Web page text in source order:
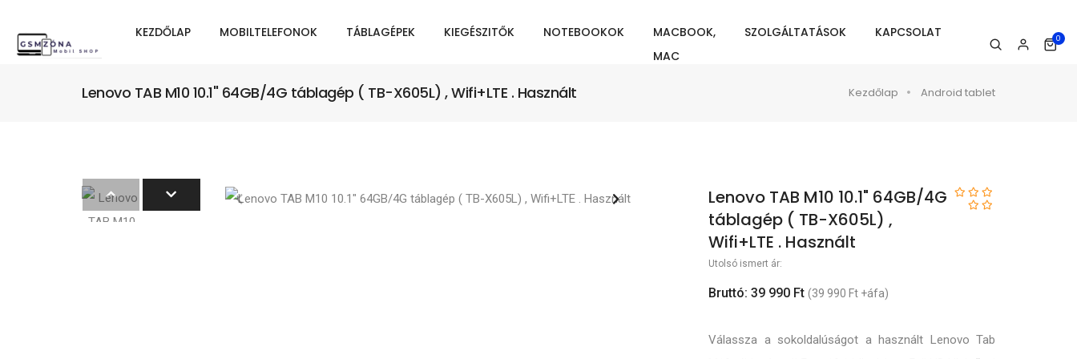
KEZDŐLAP MOBILTELEFONOK TÁBLAGÉPEK KIEGÉSZITŐK NOTEBOOKOK
MACBOOK,
MAC
SZOLGÁLTATÁSOK KAPCSOLAT 0
Lenovo TAB M10 10.1" 64GB/4G táblagép ( TB-X605L) , Wifi+LTE . Használt Kezdőlap Android tablet
Lenovo TAB M10 10.1" 64GB/4G
táblagép ( TB-X605L) ,
Wifi+LTE . Használt
Utolsó ismert ár:
Bruttó: 39 990 Ft (39 990 Ft +áfa)
Válassza a sokoldalúságot a használt Lenovo Tab